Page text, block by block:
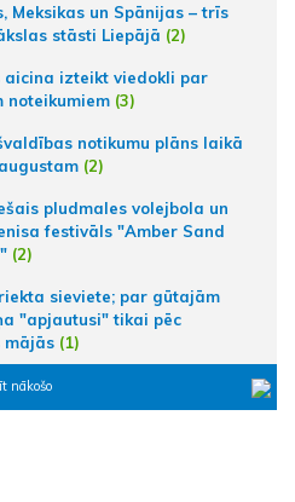
Meksikas un Spānijas – trīs
stāsti Liepājā (2)
aicina izteikt viedokli par
noteikumiem (3)
notikumu plāns laikā
(2)
pludmales volejbola un
festivāls "Amber Sand
(2)
sieviete; par gūtajām
"apjautusi" tikai pēc
mājās (1)
nākošo